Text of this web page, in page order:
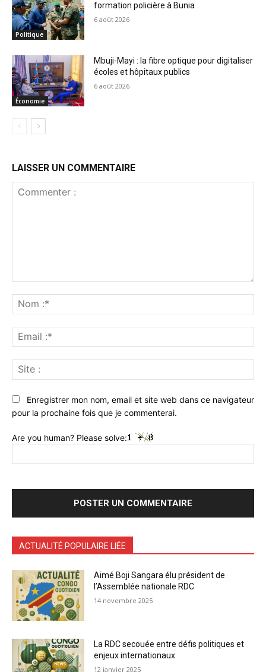
Politique
formation policière à Bunia
6 août 2026
Économie
Mbuji-Mayi : la fibre optique pour digitaliser
écoles et hôpitaux publics
6 août 2026
LAISSER UN COMMENTAIRE
:*
:*
:
Enregistrer mon nom, email et site web dans ce navigateur
pour la prochaine fois que je commenterai.
Are you human? Please solve:
ACTUALITÉ POPULAIRE LIÉE
Aimé Boji Sangara élu président de
l’Assemblée nationale RDC
14 novembre 2025
La RDC secouée entre défis politiques et
enjeux internationaux
12 janvier 2025